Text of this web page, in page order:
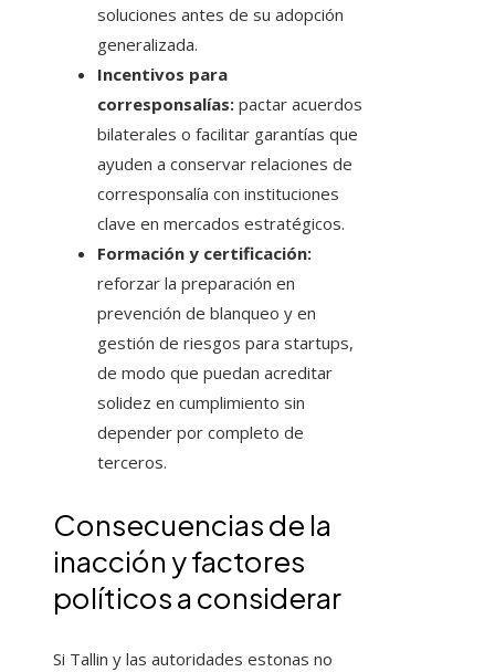
soluciones antes de su adopción
generalizada.
Incentivos para
corresponsalías: pactar acuerdos
bilaterales o facilitar garantías que
ayuden a conservar relaciones de
corresponsalía con instituciones
clave en mercados estratégicos.
Formación y certificación:
reforzar la preparación en
prevención de blanqueo y en
gestión de riesgos para startups,
de modo que puedan acreditar
solidez en cumplimiento sin
depender por completo de
terceros.
Consecuencias de la
inacción y factores
políticos a considerar
Si Tallin y las autoridades estonas no